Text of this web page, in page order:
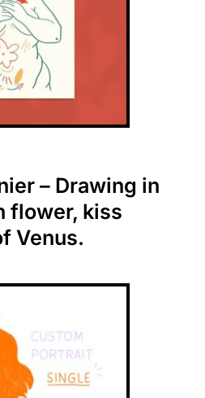
– Drawing in
flower, kiss
Venus.